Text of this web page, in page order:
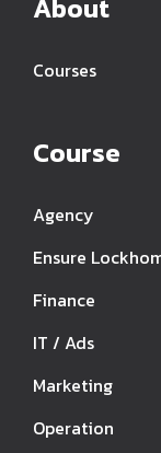
About
Courses
Course
Agency
Ensure
Finance
IT / Ads
Marketing
Operation